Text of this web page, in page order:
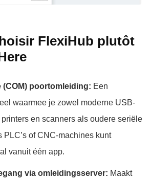
FlexiHub plutôt
(COM) poortomleiding: Een
waarmee je zowel moderne USB-
en scanners als oudere seriële
PLC’s of CNC-machines kunt
vanuit één app.
via omleidingsserver: Maakt